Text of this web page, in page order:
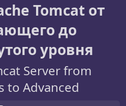
Tomcat от
до
уровня
Server from
to Advanced